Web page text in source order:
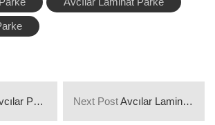
Ustası ve Parke Mağazaları Next PostAvcılar Laminat Parke Firmaları